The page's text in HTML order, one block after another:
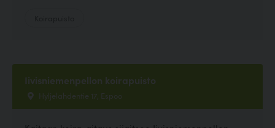
Iivisniemenpellon koirapuisto
Hyljelahdentie 17, Espoo